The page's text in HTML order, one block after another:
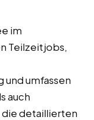
im
Teilzeitjobs,
umfassen
auch
die detaillierten